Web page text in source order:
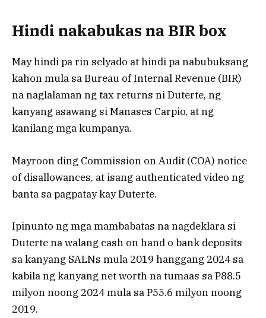
Hindi nakabukas na BIR box
May hindi pa rin selyado at hindi pa nabubuksang
kahon mula sa Bureau of Internal Revenue (BIR)
na naglalaman ng tax returns ni Duterte, ng
kanyang asawang si Manases Carpio, at ng
kanilang mga kumpanya.
Mayroon ding Commission on Audit (COA) notice
of disallowances, at isang authenticated video ng
banta sa pagpatay kay Duterte.
Ipinunto ng mga mambabatas na nagdeklara si
Duterte na walang cash on hand o bank deposits
sa kanyang SALNs mula 2019 hanggang 2024 sa
kabila ng kanyang net worth na tumaas sa P88.5
milyon noong 2024 mula sa P55.6 milyon noong
2019.